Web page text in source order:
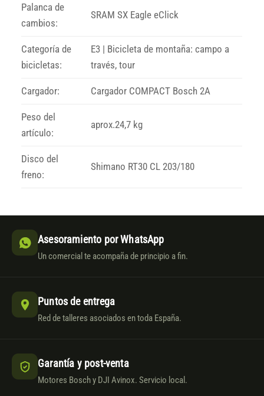
Palanca de
cambios:
SRAM SX Eagle eClick
Categoría de
bicicletas:
E3 | Bicicleta de montaña: campo a
través, tour
Cargador: Cargador COMPACT Bosch 2A
Peso del
artículo:
aprox.24,7 kg
Disco del
freno:
Shimano RT30 CL 203/180
Asesoramiento por WhatsApp
Un comercial te acompaña de principio a fin.
Puntos de entrega
Red de talleres asociados en toda España.
Garantía y post-venta
Motores Bosch y DJI Avinox. Servicio local.